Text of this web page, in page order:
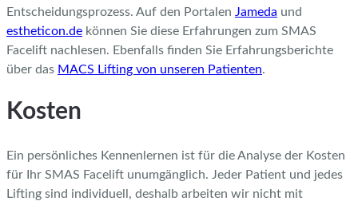
Entscheidungsprozess. Auf den Portalen Jameda und
estheticon.de können Sie diese Erfahrungen zum SMAS
Facelift nachlesen. Ebenfalls finden Sie Erfahrungsberichte
über das MACS Lifting von unseren Patienten.
Kosten
Ein persönliches Kennenlernen ist für die Analyse der Kosten
für Ihr SMAS Facelift unumgänglich. Jeder Patient und jedes
Lifting sind individuell, deshalb arbeiten wir nicht mit